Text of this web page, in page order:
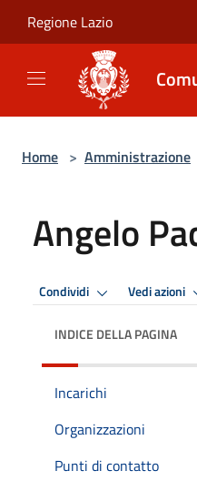
Regione Lazio
Home > Amministrazione
Angelo
Condividi Vedi azioni
INDICE DELLA PAGINA
Incarichi
Organizzazioni
Punti di contatto